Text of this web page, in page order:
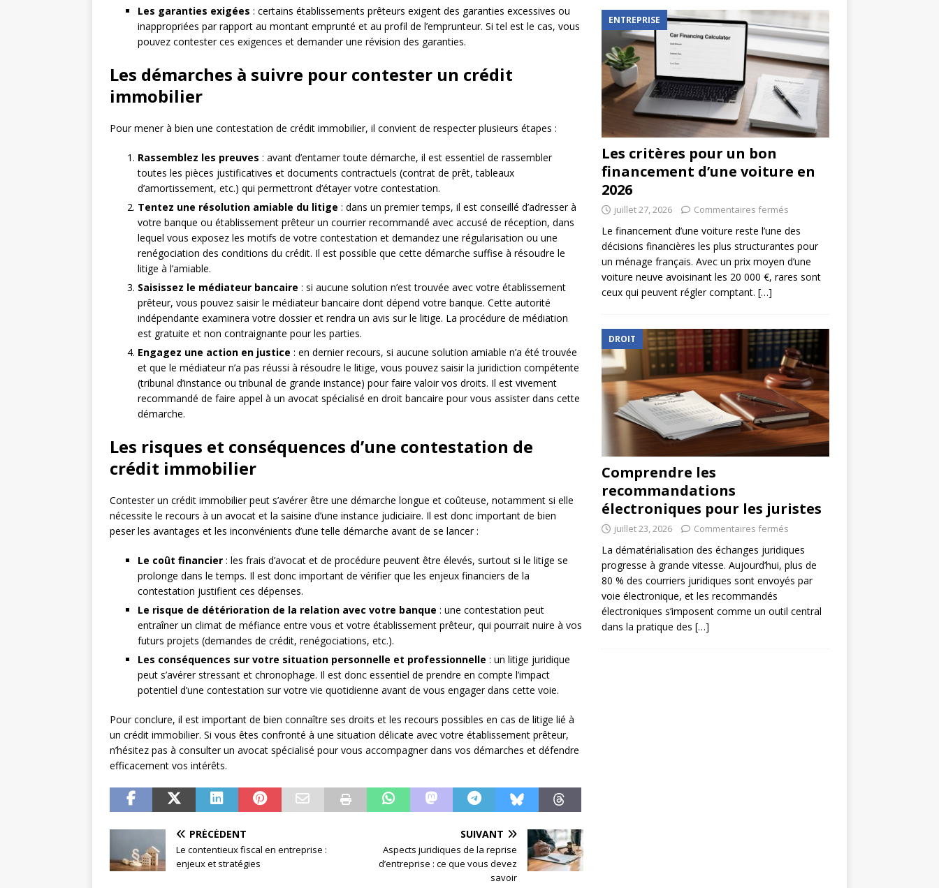
Les garanties exigées : certains établissements prêteurs exigent des garanties excessives ou
inappropriées par rapport au montant emprunté et au profil de l’emprunteur. Si tel est le cas, vous
pouvez contester ces exigences et demander une révision des garanties.
Les démarches à suivre pour contester un crédit
immobilier
Pour mener à bien une contestation de crédit immobilier, il convient de respecter plusieurs étapes :
Rassemblez les preuves : avant d’entamer toute démarche, il est essentiel de rassembler
toutes les pièces justificatives et documents contractuels (contrat de prêt, tableaux
d’amortissement, etc.) qui permettront d’étayer votre contestation.
Tentez une résolution amiable du litige : dans un premier temps, il est conseillé d’adresser à
votre banque ou établissement prêteur un courrier recommandé avec accusé de réception, dans
lequel vous exposez les motifs de votre contestation et demandez une régularisation ou une
renégociation des conditions du crédit. Il est possible que cette démarche suffise à résoudre le
litige à l’amiable.
Saisissez le médiateur bancaire : si aucune solution n’est trouvée avec votre établissement
prêteur, vous pouvez saisir le médiateur bancaire dont dépend votre banque. Cette autorité
indépendante examinera votre dossier et rendra un avis sur le litige. La procédure de médiation
est gratuite et non contraignante pour les parties.
Engagez une action en justice : en dernier recours, si aucune solution amiable n’a été trouvée
et que le médiateur n’a pas réussi à résoudre le litige, vous pouvez saisir la juridiction compétente
(tribunal d’instance ou tribunal de grande instance) pour faire valoir vos droits. Il est vivement
recommandé de faire appel à un avocat spécialisé en droit bancaire pour vous assister dans cette
démarche.
Les risques et conséquences d’une contestation de
crédit immobilier
Contester un crédit immobilier peut s’avérer être une démarche longue et coûteuse, notamment si elle
nécessite le recours à un avocat et la saisine d’une instance judiciaire. Il est donc important de bien
peser les avantages et les inconvénients d’une telle démarche avant de se lancer :
Le coût financier : les frais d’avocat et de procédure peuvent être élevés, surtout si le litige se
prolonge dans le temps. Il est donc important de vérifier que les enjeux financiers de la
contestation justifient ces dépenses.
Le risque de détérioration de la relation avec votre banque : une contestation peut
entraîner un climat de méfiance entre vous et votre établissement prêteur, qui pourrait nuire à vos
futurs projets (demandes de crédit, renégociations, etc.).
Les conséquences sur votre situation personnelle et professionnelle : un litige juridique
peut s’avérer stressant et chronophage. Il est donc essentiel de prendre en compte l’impact
potentiel d’une contestation sur votre vie quotidienne avant de vous engager dans cette voie.
Pour conclure, il est important de bien connaître ses droits et les recours possibles en cas de litige lié à
un crédit immobilier. Si vous êtes confronté à une situation délicate avec votre établissement prêteur,
n’hésitez pas à consulter un avocat spécialisé pour vous accompagner dans vos démarches et défendre
efficacement vos intérêts.
PRÉCÉDENT
Le contentieux fiscal en entreprise :
enjeux et stratégies
SUIVANT
Aspects juridiques de la reprise
d’entreprise : ce que vous devez
savoir
ENTREPRISE
Les critères pour un bon
financement d’une voiture en
2026
juillet 27, 2026 Commentaires fermés
Le financement d’une voiture reste l’une des
décisions financières les plus structurantes pour
un ménage français. Avec un prix moyen d’une
voiture neuve avoisinant les 20 000 €, rares sont
ceux qui peuvent régler comptant. […]
DROIT
Comprendre les
recommandations
électroniques pour les juristes
juillet 23, 2026 Commentaires fermés
La dématérialisation des échanges juridiques
progresse à grande vitesse. Aujourd’hui, plus de
80 % des courriers juridiques sont envoyés par
voie électronique, et les recommandés
électroniques s’imposent comme un outil central
dans la pratique des […]